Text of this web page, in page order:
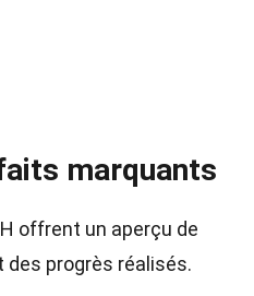
marquants
offrent un aperçu de
des progrès réalisés.